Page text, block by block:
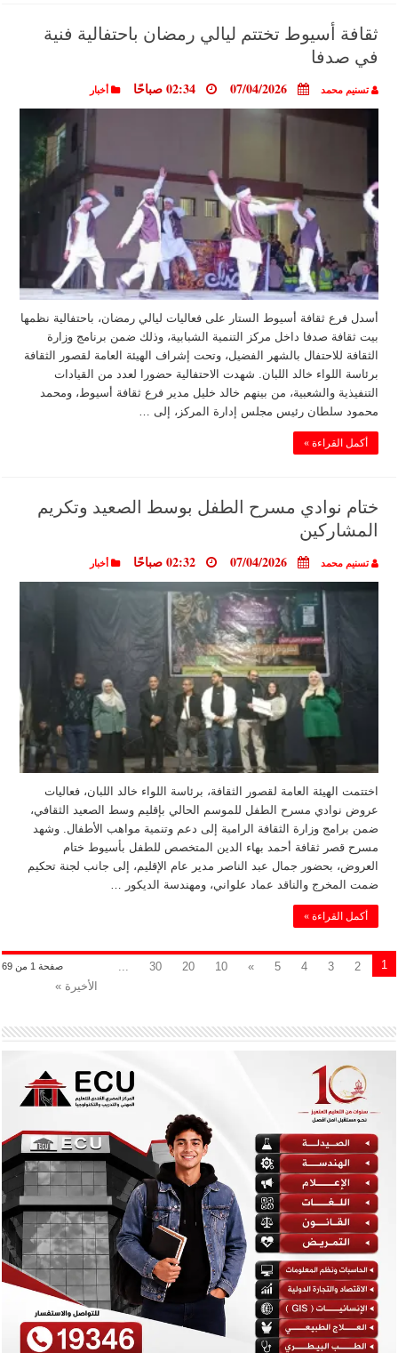
ثقافة أسيوط تختتم ليالي رمضان باحتفالية فنية
في صدفا
تسنيم محمد 07/04/2026 02:34 صباحًا أخبار
أسدل فرع ثقافة أسيوط الستار على فعاليات ليالي رمضان، باحتفالية نظمها
بيت ثقافة صدفا داخل مركز التنمية الشبابية، وذلك ضمن برنامج وزارة
الثقافة للاحتفال بالشهر الفضيل، وتحت إشراف الهيئة العامة لقصور الثقافة
برئاسة اللواء خالد اللبان. شهدت الاحتفالية حضورا لعدد من القيادات
التنفيذية والشعبية، من بينهم خالد خليل مدير فرع ثقافة أسيوط، ومحمد
محمود سلطان رئيس مجلس إدارة المركز، إلى …
أكمل القراءة »
ختام نوادي مسرح الطفل بوسط الصعيد وتكريم
المشاركين
تسنيم محمد 07/04/2026 02:32 صباحًا أخبار
اختتمت الهيئة العامة لقصور الثقافة، برئاسة اللواء خالد اللبان، فعاليات
عروض نوادي مسرح الطفل للموسم الحالي بإقليم وسط الصعيد الثقافي،
ضمن برامج وزارة الثقافة الرامية إلى دعم وتنمية مواهب الأطفال. وشهد
مسرح قصر ثقافة أحمد بهاء الدين المتخصص للطفل بأسيوط ختام
العروض، بحضور جمال عبد الناصر مدير عام الإقليم، إلى جانب لجنة تحكيم
ضمت المخرج والناقد عماد علواني، ومهندسة الديكور …
أكمل القراءة »
صفحة 1 من 69 1
2
3
4
5
»
10
20
30
الأخيرة »